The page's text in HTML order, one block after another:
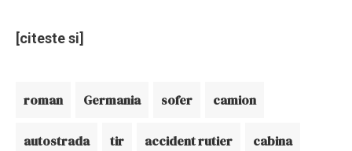
[citeste si]
roman Germania sofer camion
autostrada tir accident rutier cabina